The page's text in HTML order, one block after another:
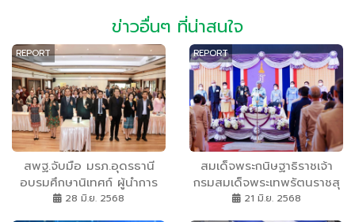
ข่าวอื่นๆ ที่น่าสนใจ
REPORT
สพฐ.จับมือ มรภ.อุดรธานี
อบรมศึกษานิเทศก์ ผู้นำการ
เปลี่ยนแปลง พลิกโฉม
28 มิ.ย. 2568
REPORT
สมเด็จพระกนิษฐาธิราชเจ้า
กรมสมเด็จพระเทพรัตนราชสุ
ดาฯ สยามบรมราชกุมารี ทรง
21 มิ.ย. 2568